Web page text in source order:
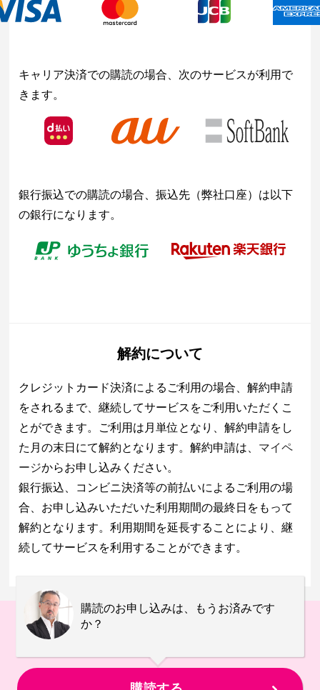
キャリア決済での購読の場合、次のサービスが利用で
きます。
銀行振込での購読の場合、振込先（弊社口座）は以下
の銀行になります。
解約について
クレジットカード決済によるご利用の場合、解約申請
をされるまで、継続してサービスをご利用いただくこ
とができます。ご利用は月単位となり、解約申請をし
た月の末日にて解約となります。解約申請は、 マイペ
ージからお申し込みください。
銀行振込、コンビニ決済等の前払いによるご利用の場
合、お申し込みいただいた利用期間の最終日をもって
解約となります。利用期間を延長することにより、継
続してサービスを利用することができます。
購読のお申し込みは、もうお済みです
か？